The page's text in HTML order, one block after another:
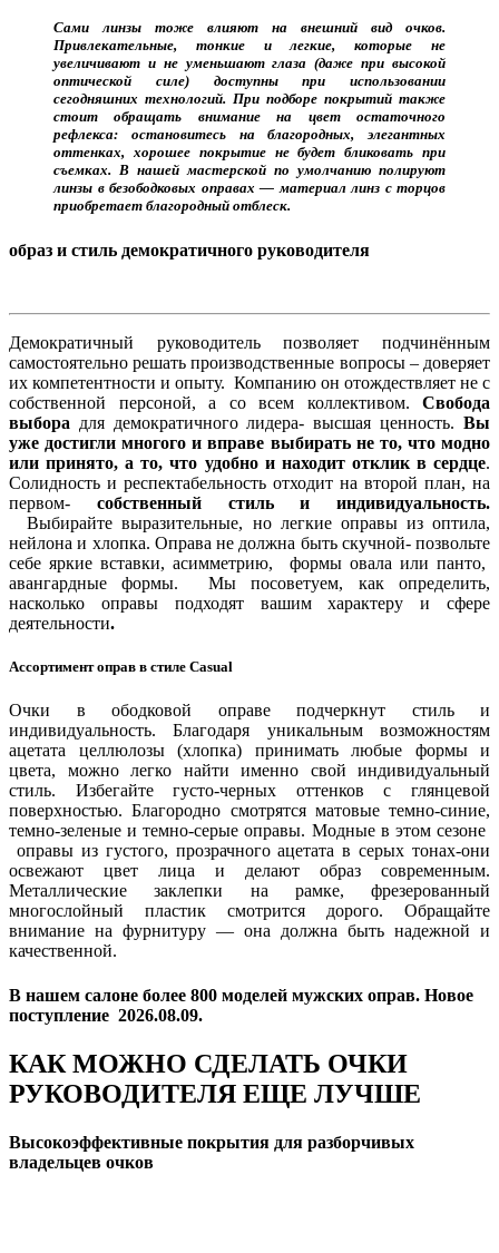
Сами линзы тоже влияют на внешний вид очков.
Привлекательные, тонкие и легкие, которые не
увеличивают и не уменьшают глаза (даже при высокой
оптической силе) доступны при использовании
сегодняшних технологий. При подборе покрытий также
стоит обращать внимание на цвет остаточного
рефлекса: остановитесь наблагородных, элегантных
оттенках, хорошее покрытие не будет бликовать при
съемках. В нашей мастерской по умолчанию полируют
линзы в безободковых оправах — материал линз с торцов
приобретает благородный отблеск.
образ и стиль демократичного руководителя
Демократичный руководитель позволяет подчинённым
самостоятельно решать производственные вопросы – доверяет
их компетентности и опыту. Компанию он отождествляет не с
собственной персоной, а со всем коллективом. Свобода
выбора для демократичного лидера- высшая ценность. Вы
уже достигли многого и вправе выбирать не то, что модно
или принято, а то, что удобно и находит отклик в сердце.
Солидность и респектабельность отходит на второй план, на
первом- собственный стиль и индивидуальность.
Выбирайте выразительные, но легкие оправы из оптила,
нейлона и хлопка. Оправа не должна быть скучной- позвольте
себе яркие вставки, асимметрию, формы овала или панто,
авангардные формы.Мы посоветуем, как определить,
насколько оправы подходят вашим характеру и сфере
деятельности.
Ассортимент оправ в стиле Casual
Очки в ободковой оправе подчеркнут стиль и
индивидуальность. Благодаря уникальным возможностям
ацетата целлюлозы (хлопка) принимать любые формы и
цвета, можно легко найти именно свой индивидуальный
стиль. Избегайте густо-черных оттенков с глянцевой
поверхностью. Благородно смотрятся матовые темно-синие,
темно-зеленые и темно-серые оправы. Модные в этом сезоне
оправы из густого, прозрачного ацетата в серых тонах-они
освежают цвет лица и делают образ современным.
Металлические заклепки на рамке, фрезерованный
многослойный пластик смотрится дорого. Обращайте
внимание на фурнитуру — она должна быть надежной и
качественной.
В нашем салоне более 800 моделей мужских оправ. Новое
поступление 2026.08.09.
КАК МОЖНО СДЕЛАТЬ ОЧКИ
РУКОВОДИТЕЛЯ ЕЩЕ ЛУЧШЕ
Высокоэффективные покрытия для разборчивых
владельцев очков